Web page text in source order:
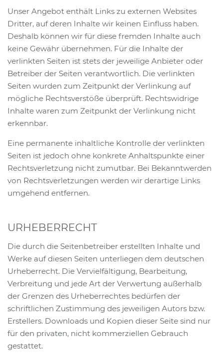
Unser Angebot enthält Links zu externen Websites
Dritter, auf deren Inhalte wir keinen Einfluss haben.
Deshalb können wir für diese fremden Inhalte auch
keine Gewähr übernehmen. Für die Inhalte der
verlinkten Seiten ist stets der jeweilige Anbieter oder
Betreiber der Seiten verantwortlich. Die verlinkten
Seiten wurden zum Zeitpunkt der Verlinkung auf
mögliche Rechtsverstöße überprüft. Rechtswidrige
Inhalte waren zum Zeitpunkt der Verlinkung nicht
erkennbar.
Eine permanente inhaltliche Kontrolle der verlinkten
Seiten ist jedoch ohne konkrete Anhaltspunkte einer
Rechtsverletzung nicht zumutbar. Bei Bekanntwerden
von Rechtsverletzungen werden wir derartige Links
umgehend entfernen.
URHEBERRECHT
Die durch die Seitenbetreiber erstellten Inhalte und
Werke auf diesen Seiten unterliegen dem deutschen
Urheberrecht. Die Vervielfältigung, Bearbeitung,
Verbreitung und jede Art der Verwertung außerhalb
der Grenzen des Urheberrechtes bedürfen der
schriftlichen Zustimmung des jeweiligen Autors bzw.
Erstellers. Downloads und Kopien dieser Seite sind nur
für den privaten, nicht kommerziellen Gebrauch
gestattet.